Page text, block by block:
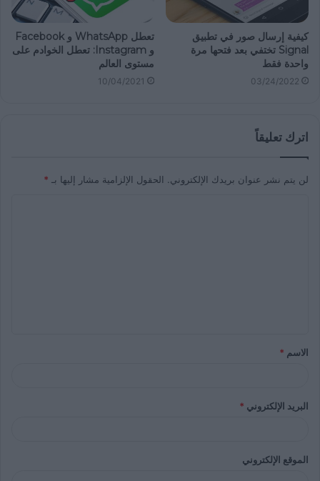
كيفية إرسال صور في تطبيق
Signal تختفي بعد فتحها مرة
واحدة فقط
03/24/2022
تعطل WhatsApp و Facebook
و Instagram: تعطل الخوادم على
مستوى العالم
10/04/2021
اترك تعليقاً
لن يتم نشر عنوان بريدك الإلكتروني. الحقول الإلزامية مشار إليها بـ *
الاسم *
البريد الإلكتروني *
الموقع الإلكتروني